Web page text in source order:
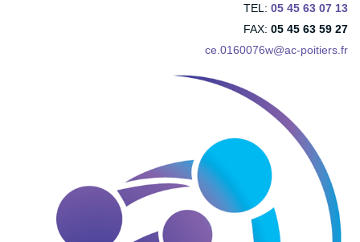
TEL: 05 45 63 07 13
FAX: 05 45 63 59 27
ce.0160076w@ac-poitiers.fr